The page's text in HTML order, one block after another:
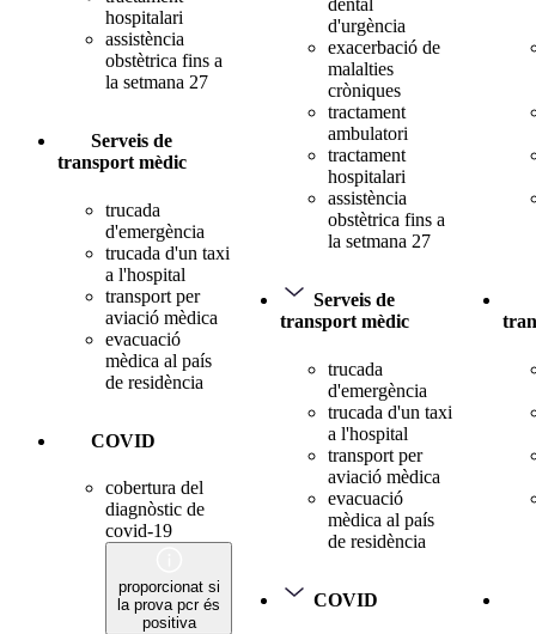
hospitalari
assistència
obstètrica fins a
la setmana 27
Serveis de
transport mèdic
trucada
d'emergència
trucada d'un taxi
a l'hospital
transport per
aviació mèdica
evacuació
mèdica al país
de residència
COVID
cobertura del
diagnòstic de
covid-19
proporcionat si
la prova pcr és
positiva
dental
d'urgència
exacerbació de
malalties
cròniques
tractament
ambulatori
tractament
hospitalari
assistència
obstètrica fins a
la setmana 27
Serveis de
transport mèdic
trucada
d'emergència
trucada d'un taxi
a l'hospital
transport per
aviació mèdica
evacuació
mèdica al país
de residència
COVID